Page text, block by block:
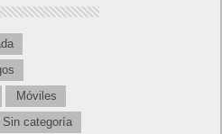
Móviles
Sin categoría